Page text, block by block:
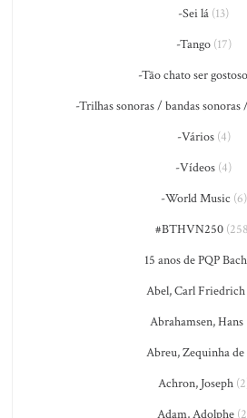
-Sei lá (13)
-Tango(17)
-Tão chato ser gostoso
-Trilhas sonoras / bandas sonoras
-Vários(4)
-Vídeos (4)
-World Music (6)
#BTHVN250
15 anos de PQP Bach
Abel, Carl Friedrich
Abrahamsen, Hans
Abreu, Zequinha de
Achron, Joseph
Adam, Adolphe